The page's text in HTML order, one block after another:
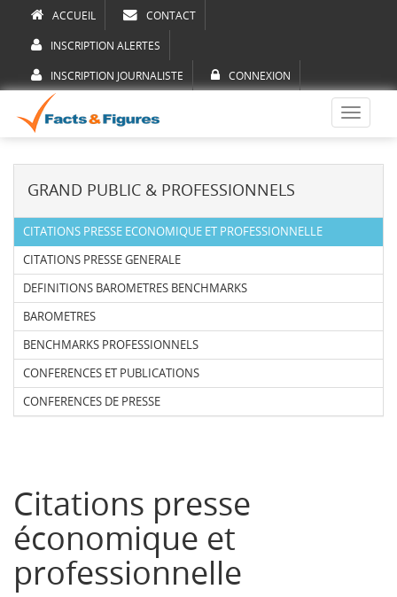
ACCUEIL CONTACT
INSCRIPTION ALERTES
INSCRIPTION JOURNALISTE CONNEXION
Toggle
GRAND PUBLIC & PROFESSIONNELS
CITATIONS PRESSE ECONOMIQUE ET PROFESSIONNELLE
CITATIONS PRESSE GENERALE
DEFINITIONS BAROMETRES BENCHMARKS
BAROMETRES
BENCHMARKS PROFESSIONNELS
CONFERENCES ET PUBLICATIONS
CONFERENCES DE PRESSE
Citations presse
économique et
professionnelle